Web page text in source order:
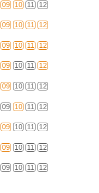
09 10 11 12
09 10 11 12
09 10 11 12
09 10 11 12
09 10 11 12
09 10 11 12
09 10 11 12
09 10 11 12
09 10 11 12